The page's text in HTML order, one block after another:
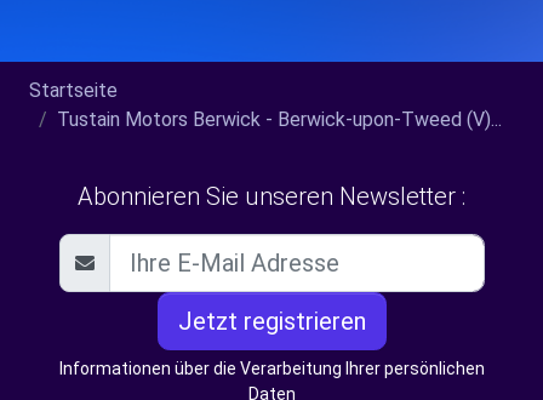
Startseite
Tustain Motors Berwick - Berwick-upon-Tweed (V)...
Abonnieren Sie unseren Newsletter :
Jetzt registrieren
Informationen über die Verarbeitung Ihrer persönlichen
Daten